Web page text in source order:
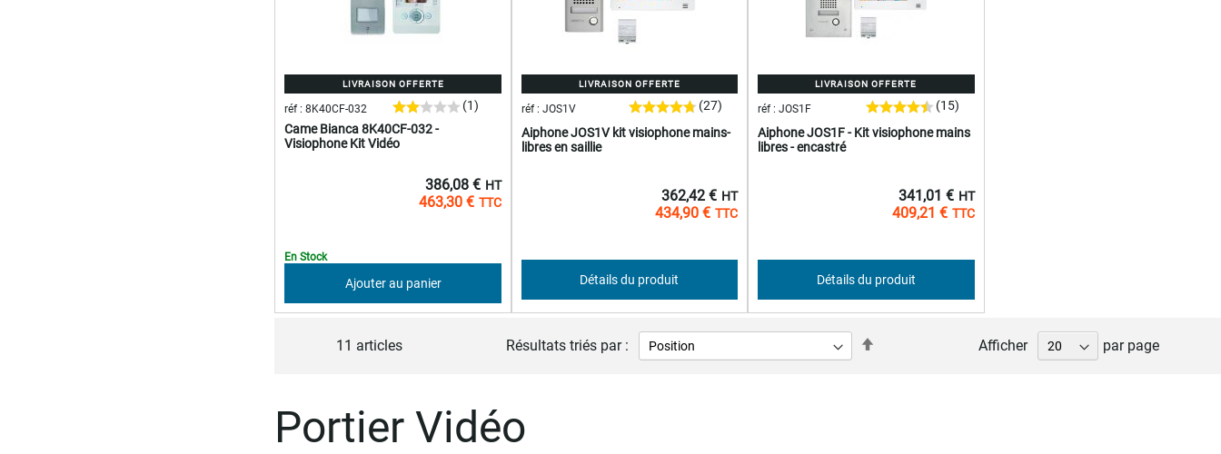
Portier Vidéo
LIVRAISON OFFERTE
Came Bianca 8K40CF-032 -
Visiophone Kit Vidéo
réf : 8K40CF-032 (1)
463,30 €
386,08 €
En Stock
Ajouter au panier
LIVRAISON OFFERTE
Aiphone JOS1V kit visiophone mains-
libres en saillie
réf : JOS1V (27)
434,90 €
362,42 €
Détails du produit
LIVRAISON OFFERTE
Aiphone JOS1F - Kit visiophone mains
libres - encastré
réf : JOS1F (15)
409,21 €
341,01 €
Détails du produit
11 articles Résultats triés par : Afficher par page